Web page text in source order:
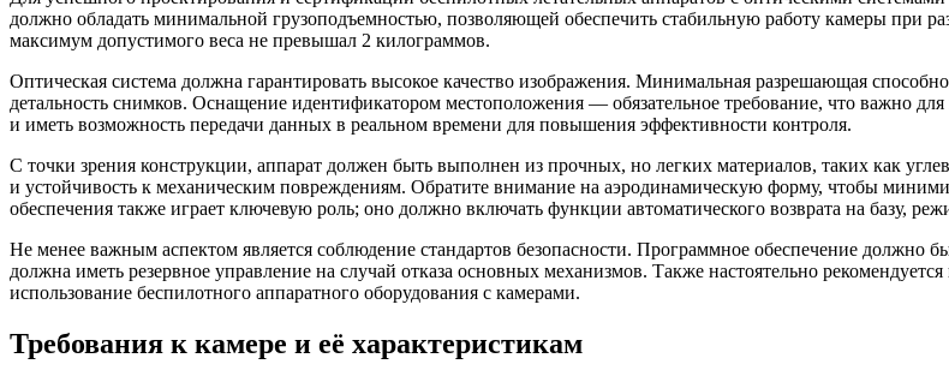
должно обладать минимальной грузоподъемностью, позволяющей обеспечить стабильную работу камеры при
максимум допустимого веса не превышал 2 килограммов.
Оптическая система должна гарантировать высокое качество изображения. Минимальная разрешающая
детальность снимков. Оснащение идентификатором местоположения — обязательное требование, что важно
и иметь возможность передачи данных в реальном времени для повышения эффективности контроля.
С точки зрения конструкции, аппарат должен быть выполнен из прочных, но легких материалов, таких как
и устойчивость к механическим повреждениям. Обратите внимание на аэродинамическую форму, чтобы
обеспечения также играет ключевую роль; оно должно включать функции автоматического возврата на базу,
Не менее важным аспектом является соблюдение стандартов безопасности. Программное обеспечение должно
должна иметь резервное управление на случай отказа основных механизмов. Также настоятельно
использование беспилотного аппаратного оборудования с камерами.
Требования к камере и её характеристикам